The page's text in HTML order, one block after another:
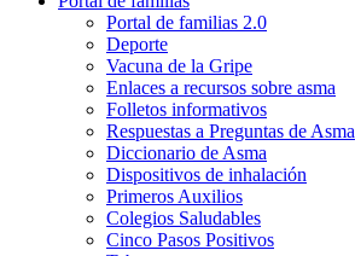
Portal de familias 2.0
Deporte
Vacuna de la Gripe
Enlaces a recursos sobre asma
Folletos informativos
Respuestas a Preguntas de Asma
Diccionario de Asma
Dispositivos de inhalación
Primeros Auxilios
Colegios Saludables
Cinco Pasos Positivos